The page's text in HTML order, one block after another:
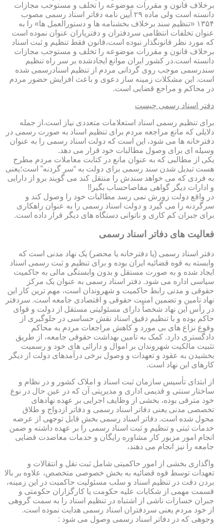
برخلاف قانون و مقررات موضوعه را تخلف و مستوجب مجازات
دانسته است ولی ماده ۲۹ آیین نامه دفاتر اسناد رسمی مصوب
۱۳۵۴ «تنظیم سند برخلاف بخشنامه ها و دستورالعمل ها» را به
عنوان تخلفات انتظامی سردفتران و دفتریاران عنوان نموده است
که مورد نظر قانونگذار نبوده است،قانون فقط تنظیم و ثبت اسناد
برخلاف قانون و مقررات موضوعه را تخلف و مستوجب مجازات
دانسته است.در کشور ایران موانع ایجادشده بر سر راه تنظیم
سندرسمی موجب روی گردانی مردم از تنظیم اسنادرسمی شده
است. این مشکلات زمینه ساز دعوی و باعث افزایش حضور مردم
در محاکم و مراجع قضایی است.
دفتر اسناد رسمی چیست
برای تنظیم رسمی اسناد استعلامات متعددی نیاز است.از جمله
دلایلی که مانع مراجعه مردم برای تنظیم اسناد به صورت رسمی در
دفترخانه ها می شود، این است که دولت اسناد رسمی را به عنوان
وسیله ای برای وصول مطالبات خود قرار می دهد.
یکی از مطالبی که به عنوان مانع در کتابت معاملات مردم مطرح
هست تبدیل شدن سند رسمی برای دولت به “سر گردنه” است؛یعنی
به فردی که می خواهد سندش را منتقل کند می گویند برو از دارایی
و ادارات دیگر گواهی مفاصاحساب بگیر!!
در واقع دولت زورش نمی رسد مطالبات خود را وصول کند و
سرگردنه را می گیرد و دولت اسناد رسمی را به عنوان راهکاری
برای جبران کم کاری و ناتوانی دستگاه های دیگر قرار داده است.
فعالیت های دفاتر اسناد رسمی
دفتر اسناد رسمی (یا دفترخانه یا محضر) یک نهاد مدنی است که
وابسته به قوه قضائیه ایران بوده و برای تنظیم و ثبت رسمی اسناد
ایجاد شده و به صورت مستقل و بدون وابستگی مالی به حاکمیت
سیاسی اداره می شود. دفتر اسناد رسمی به عنوان یک مرکز
حقوقی و مدنی رابط حاکمیت و شهروندان است، مهم ترین کار این
نهاد تامین و تضمین امنیت حقوقی و اقتصادی جامعه است. سردفتر
در رأس این نهاد شخصاً دارای مسئولیتی مستقل از دولت و قوای
حاکم بوده و با تنظیم دقیق اسناد نقش حساسی در جلوگیری از
وقوع نزاع های بی مورد و کاهش مراجعات مردم به محاکم
دادگستری دارد. کمک به تامین بهداشت حقوقی جامعه، از طریق
تثبیت مالکیت شهروندان بر اموال و دارائی های خود و رسمیت
بخشیدن به عقود و تعهدات و وصول برخی درآمدهای دولت از دیگر
کارهای این نهاد است.
از ابتدای تأسیس سازمان ثبت اسناد و املاک کشور و در نظام و
ساختار سنتی و قدیمی اداری و مدیریتی آن که در عین حال در نوع
خود مترقی بوده، بخشی از وظایف اجرایی بر عهده نهادهای
تخصصی مدنی یعنی دفاتر اسناد رسمی و دفاتر ازدواج و طلاق
محول شده است. دفاتر اسناد رسمی بخش قابل توجهی از عرضه
خدمات ثبتی و تنظیم و ثبت اسناد رسمی را بر عهده داشته و ضمن
انجام امور مزبور کار مشاوره رایگان و خدمات معاضدت قضایی
جامعه را نیز انجام می دهند،
واگذاری بخشی از امور حاکمیتی شامل ثبت نقل و انتقالات و
تعهدات توسط قوه قضائیه به بخش خصوصی متخصص، علاوه بر بالا
بردن دقت در تنظیم اسناد و سلب مسئولیت حاکمیت در این زمینه،
قسمت مهمی از شکایات علیه حکومت یا کارگزاران حکومتی و
جبران خسارات ناشی از اشتباه در تنظیم اسناد را به سمت گروهی
از خود مردم یعنی سردفتران اسناد رسمی هدایت نموده است.
وجوهی که در دفاتر اسناد رسمی وصول می شود :